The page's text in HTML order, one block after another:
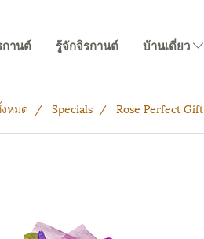
กานต์ รู้จักจิรกานต์ บ้านเดี่ยว
หมด Specials Rose Perfect Gift